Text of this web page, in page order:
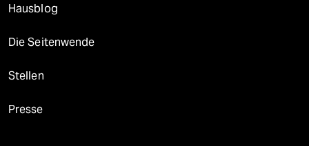
Hausblog
Die Seitenwende
Stellen
Presse